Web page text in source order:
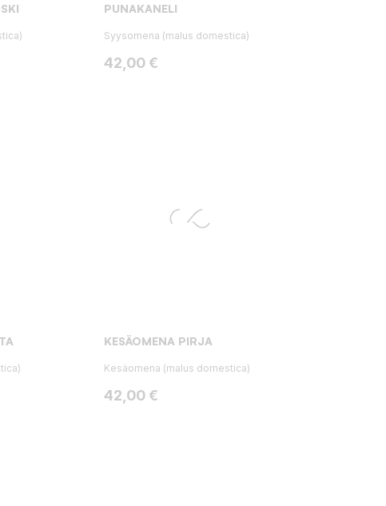
PUNAKANELI
Syysomena (malus domestica)
Hinta
42,00 €
KESÄOMENA PIRJA
Kesäomena (malus domestica)
Hinta
42,00 €